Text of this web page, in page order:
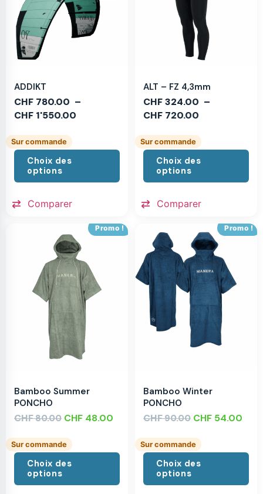
ADDIKT
CHF 780.00 –
CHF 1'550.00
Sur commande
Choix des
options
Comparer
ALT – FZ 4,3mm
CHF324.00 –
CHF 720.00
Sur commande
Choix des
options
Comparer
Promo !
Bamboo Summer
PONCHO
CHF80.00 CHF 48.00
Sur commande
Choix des
options
Promo !
Bamboo Winter
PONCHO
CHF90.00 CHF 54.00
Sur commande
Choix des
options